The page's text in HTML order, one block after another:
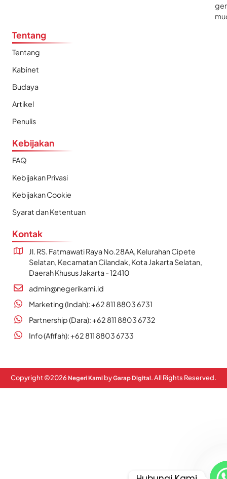
Tentang
Tentang
Kabinet
Budaya
Artikel
Penulis
Kebijakan
FAQ
Kebijakan Privasi
Kebijakan Cookie
Syarat dan Ketentuan
Kontak
Jl. RS. Fatmawati Raya No.28AA, Kelurahan Cipete
Selatan, Kecamatan Cilandak, Kota Jakarta Selatan,
Daerah Khusus Jakarta - 12410
admin@negerikami.id
Marketing (Indah): +62 811 8803 6731
Partnership (Dara): +62 811 8803 6732
Info (Afifah): +62 811 8803 6733
Copyright ©2026 Negeri Kami byGarap Digital. All Rights Reserved.